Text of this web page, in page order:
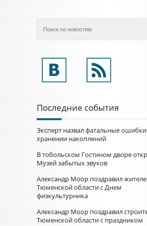
Последние события
Эксперт назвал фатальные
хранении накоплений
В тобольском Гостином дворе
Музей забытых звуков
Александр Моор поздравил
Тюменской области с Днем
физкультурника
Александр Моор поздравил
Тюменской области с праздником